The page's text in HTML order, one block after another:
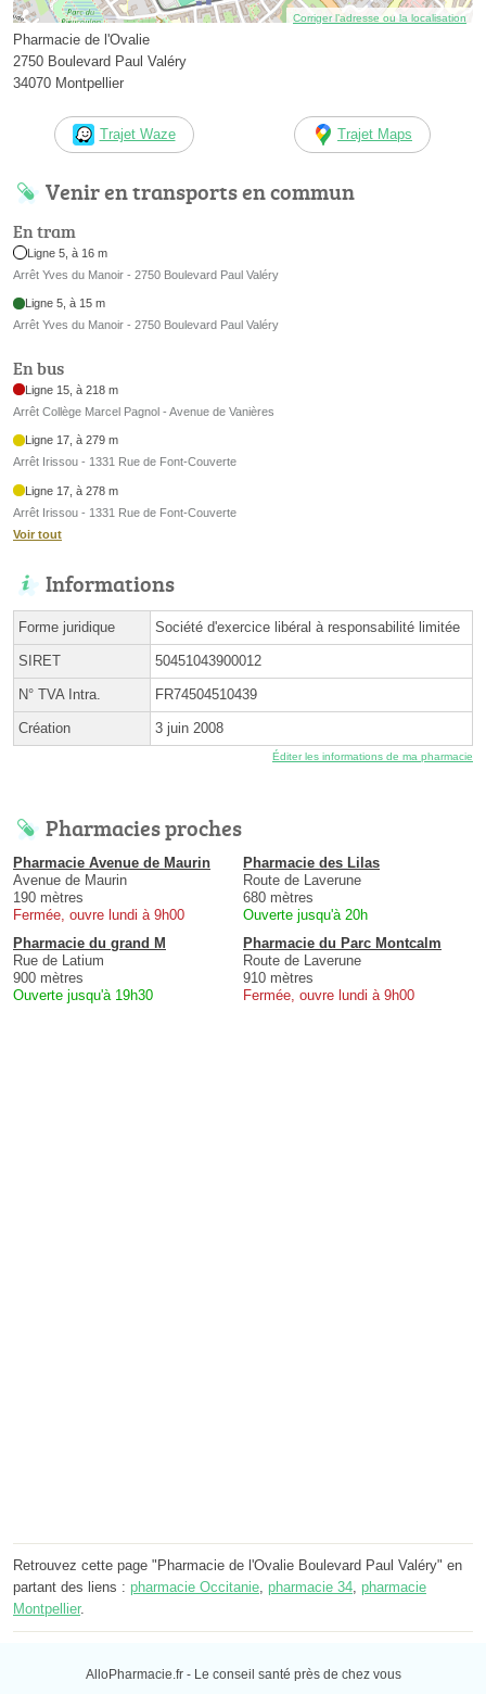
Corriger l’adresse ou la localisation
Pharmacie de l'Ovalie
2750 Boulevard Paul Valéry
34070 Montpellier
Trajet Waze Trajet Maps
Venir en transports en commun
En tram
Ligne 5, à 16 m
Arrêt Yves du Manoir - 2750 Boulevard Paul Valéry
Ligne 5, à 15 m
Arrêt Yves du Manoir - 2750 Boulevard Paul Valéry
En bus
Ligne 15, à 218 m
Arrêt Collège Marcel Pagnol - Avenue de Vanières
Ligne 17, à 279 m
Arrêt Irissou - 1331 Rue de Font-Couverte
Ligne 17, à 278 m
Arrêt Irissou - 1331 Rue de Font-Couverte
Voir tout
Informations
Forme juridique Société d'exercice libéral à responsabilité limitée
SIRET 50451043900012
N° TVA Intra. FR74504510439
Création 3 juin 2008
Éditer les informations de ma pharmacie
Pharmacies proches
Pharmacie Avenue de Maurin
Avenue de Maurin
190 mètres
Fermée, ouvre lundi à 9h00
Pharmacie des Lilas
Route de Laverune
680 mètres
Ouverte jusqu'à 20h
Pharmacie du grand M
Rue de Latium
900 mètres
Ouverte jusqu'à 19h30
Pharmacie du Parc Montcalm
Route de Laverune
910 mètres
Fermée, ouvre lundi à 9h00
Retrouvez cette page "Pharmacie de l'Ovalie Boulevard Paul Valéry" en
partant des liens : pharmacie Occitanie pharmacie 34 pharmacie
Montpellier.
AlloPharmacie.fr - Le conseil santé près de chez vous